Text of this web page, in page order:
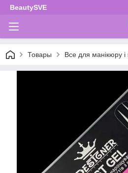
BeautySVE
Товары Все для манікюру і